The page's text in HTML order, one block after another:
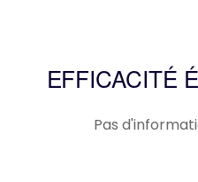
EFFICACITÉ
Pas